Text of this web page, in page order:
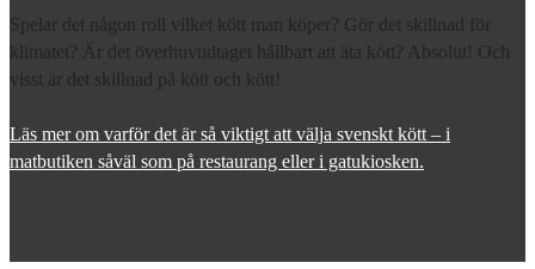
Spelar det någon roll vilket kött man köper? Gör det skillnad för
klimatet? Är det överhuvudtaget hållbart att äta kött? Absolut! Och
visst är det skillnad på kött och kött!
Läs mer om varför det är så viktigt att välja svenskt kött – i
matbutiken såväl som på restaurang eller i gatukiosken.